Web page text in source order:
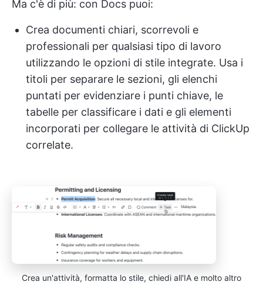
Ma c'è di più: con Docs puoi:
Crea documenti chiari, scorrevoli e
professionali per qualsiasi tipo di lavoro
utilizzando le opzioni di stile integrate. Usa i
titoli per separare le sezioni, gli elenchi
puntati per evidenziare i punti chiave, le
tabelle per classificare i dati e gli elementi
incorporati per collegare le attività di ClickUp
correlate.
Crea un'attività, formatta lo stile, chiedi all'IA e molto altro